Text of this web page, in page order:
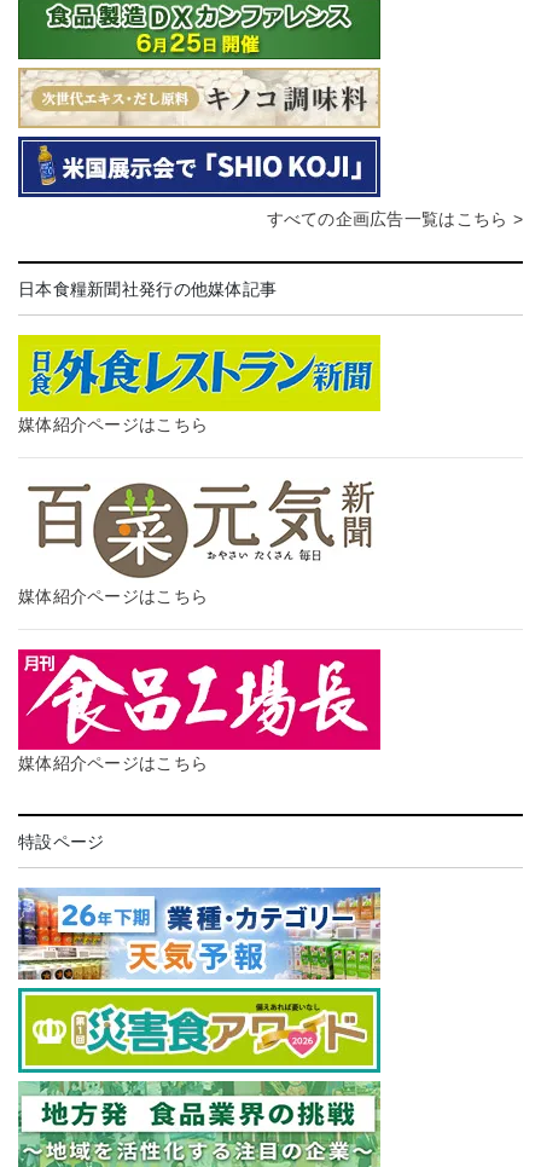
すべての企画広告一覧はこちら >
日本食糧新聞社発行の他媒体記事
媒体紹介ページはこちら
媒体紹介ページはこちら
媒体紹介ページはこちら
特設ページ